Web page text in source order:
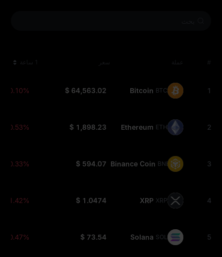
# عملة سعر 1 ساعة
1
Bitcoin BTC
$ 64,563.02
-0.10%
2
Ethereum ETH
$ 1,898.23
-0.53%
3
Binance Coin BNB
$ 594.07
-0.33%
4
XRP XRP
$ 1.0474
-1.42%
5
Solana SOL
$ 73.54
-0.47%